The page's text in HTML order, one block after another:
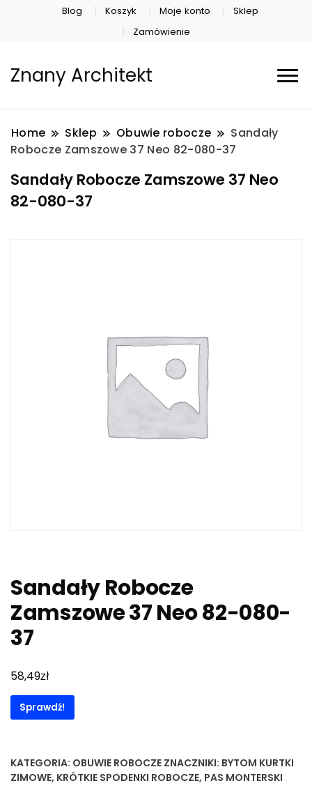
Blog Koszyk Moje konto
Sklep
Zamówienie
Znany Architekt
Home Sklep Obuwie robocze
Sandały
Robocze Zamszowe 37 Neo 82-080-37
Sandały Robocze Zamszowe 37 Neo
82-080-37
Sandały Robocze
Zamszowe 37 Neo 82-080-
37
58,49zł
Sprawdź!
KATEGORIA: OBUWIE ROBOCZE ZNACZNIKI: BYTOM KURTKI
ZIMOWE, KRÓTKIE SPODENKI ROBOCZE, PAS MONTERSKI